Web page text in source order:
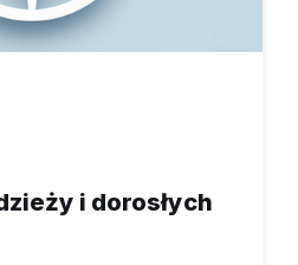
i dorosłych